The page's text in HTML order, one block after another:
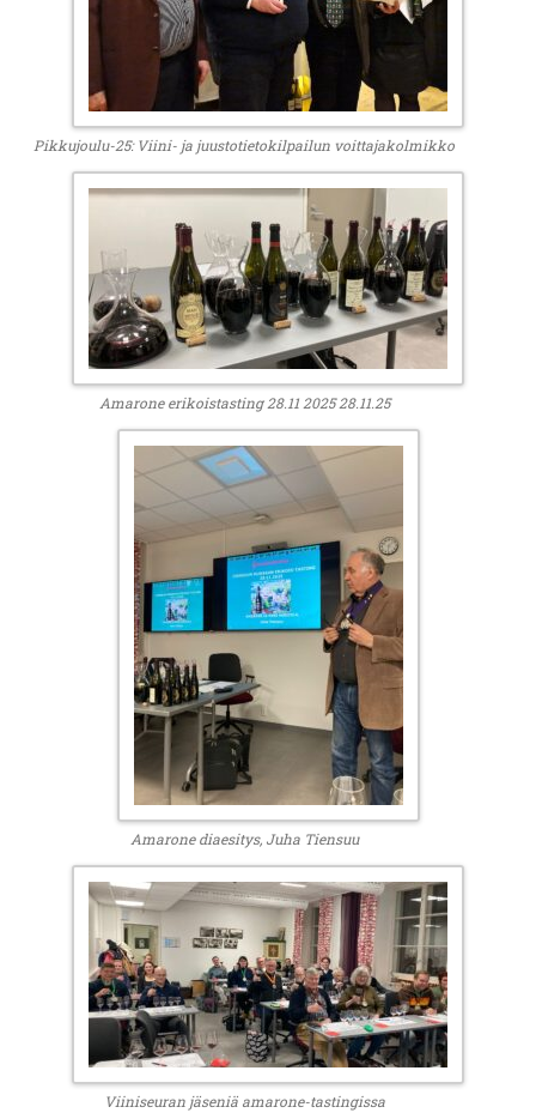
Pikkujoulu-25: Viini- ja juustotietokilpailun voittajakolmikko
Amarone erikoistasting 28.11 2025 28.11.25
Amarone diaesitys, Juha Tiensuu
Viiniseuran jäseniä amarone-tastingissa